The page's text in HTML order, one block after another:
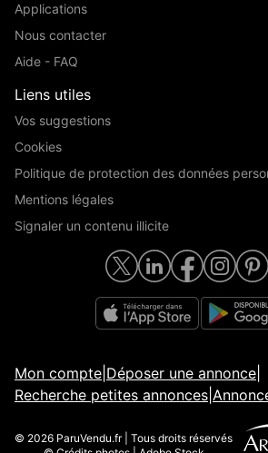
Applications
Nous contacter
Aide - FAQ
Liens utiles
Vos suggestions
Cookies
Politique de protection des données
Mentions légales
Signaler un contenu illicite
Mon compte Déposer une annonce
Recherche petites annonces
© 2026 ParuVendu.fr | Tous droits réservés